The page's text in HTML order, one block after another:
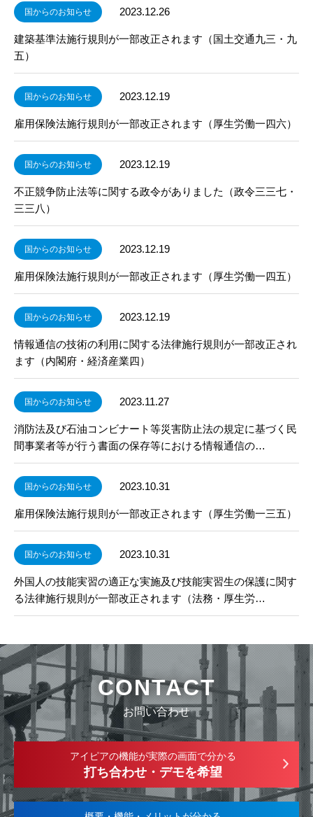
国からのお知らせ 2023.12.26
建築基準法施行規則が一部改正されます（国土交通九三・九
五）
国からのお知らせ 2023.12.19
雇用保険法施行規則が一部改正されます（厚生労働一四六）
国からのお知らせ 2023.12.19
不正競争防止法等に関する政令がありました（政令三三七・
三三八）
国からのお知らせ 2023.12.19
雇用保険法施行規則が一部改正されます（厚生労働一四五）
国からのお知らせ 2023.12.19
情報通信の技術の利用に関する法律施行規則が一部改正され
ます（内閣府・経済産業四）
国からのお知らせ 2023.11.27
消防法及び石油コンビナート等災害防止法の規定に基づく民
間事業者等が行う書面の保存等における情報通信の…
国からのお知らせ 2023.10.31
雇用保険法施行規則が一部改正されます（厚生労働一三五）
国からのお知らせ 2023.10.31
外国人の技能実習の適正な実施及び技能実習生の保護に関す
る法律施行規則が一部改正されます（法務・厚生労…
CONTACT
お問い合わせ
アイピアの機能が実際の画面で分かる
打ち合わせ・デモを希望